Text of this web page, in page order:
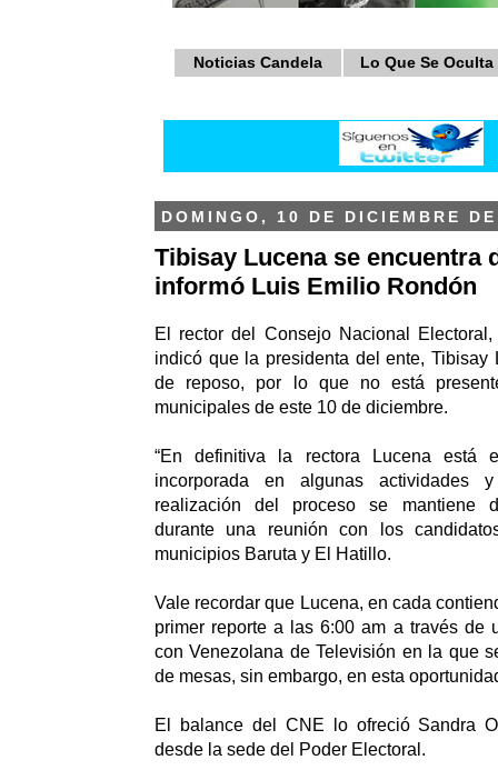
Noticias Candela Lo Que Se Oculta
DOMINGO, 10 DE DICIEMBRE
Tibisay Lucena se encuentra
informó Luis Emilio Rondón
El rector del Consejo Nacional
indicó que la presidenta del ente, Tibisay
de reposo, por lo que no está
municipales de este 10 de diciembre.
“En definitiva la rectora Lucena está
incorporada en algunas
realización del proceso se mantiene
durante una reunión con los
municipios Baruta y El Hatillo.
Vale recordar que Lucena, en cada
primer reporte a las 6:00 am a través de
con Venezolana de Televisión en la que
de mesas, sin embargo, en esta
El balance del CNE lo ofreció Sandra
desde la sede del Poder Electoral.